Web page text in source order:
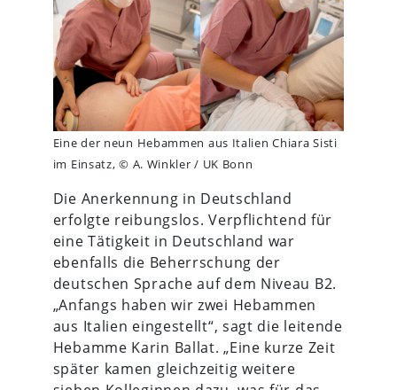
Eine der neun Hebammen aus Italien Chiara Sisti
im Einsatz, © A. Winkler / UK Bonn
Die Anerkennung in Deutschland
erfolgte reibungslos. Verpflichtend für
eine Tätigkeit in Deutschland war
ebenfalls die Beherrschung der
deutschen Sprache auf dem Niveau B2.
„Anfangs haben wir zwei Hebammen
aus Italien eingestellt“, sagt die leitende
Hebamme Karin Ballat. „Eine kurze Zeit
später kamen gleichzeitig weitere